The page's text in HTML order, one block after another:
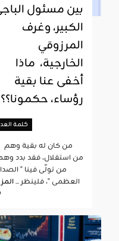
بين مسئول
الكبير، وغرف
المرزوقي
الخارجية، ماذا
أخفى عنا بقية
رؤساء، حكمونا؟؟
كلمة
من استقلال، فقد بدد
من تولّى فينا "
العظمى "، فلينظر ...